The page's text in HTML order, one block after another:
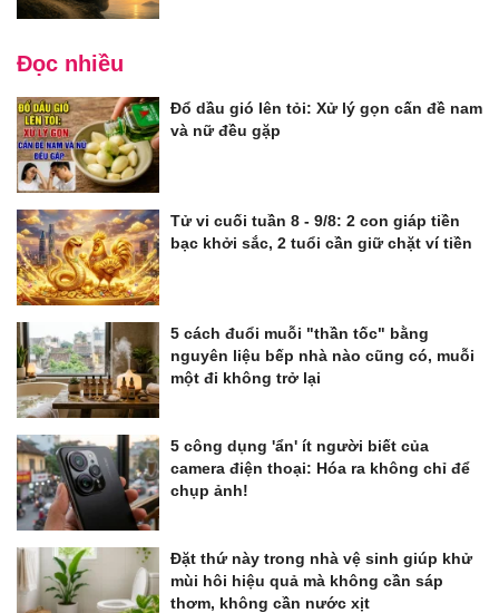
Đọc nhiều
Đổ dầu gió lên tỏi: Xử lý gọn cấn đề nam
và nữ đều gặp
Tử vi cuối tuần 8 - 9/8: 2 con giáp tiền
bạc khởi sắc, 2 tuổi cần giữ chặt ví tiền
5 cách đuổi muỗi "thần tốc" bằng
nguyên liệu bếp nhà nào cũng có, muỗi
một đi không trở lại
5 công dụng 'ẩn' ít người biết của
camera điện thoại: Hóa ra không chỉ để
chụp ảnh!
Đặt thứ này trong nhà vệ sinh giúp khử
mùi hôi hiệu quả mà không cần sáp
thơm, không cần nước xịt